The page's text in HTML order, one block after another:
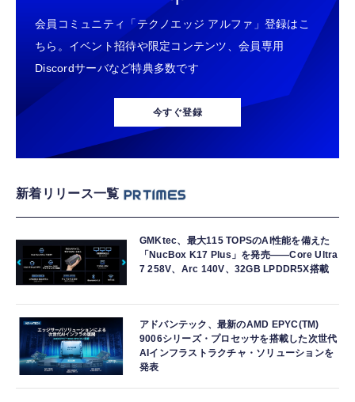
会員コミュニティ「テクノエッジ アルファ」登録はこ
ちら。イベント招待や限定コンテンツ、会員専用
Discordサーバなど特典多数です
今すぐ登録
新着リリース一覧
GMKtec、最大115 TOPSのAI性能を備えた
「NucBox K17 Plus」を発売――Core Ultra
7 258V、Arc 140V、32GB LPDDR5X搭載
アドバンテック、最新のAMD EPYC(TM)
9006シリーズ・プロセッサを搭載した次世代
AIインフラストラクチャ・ソリューションを
発表